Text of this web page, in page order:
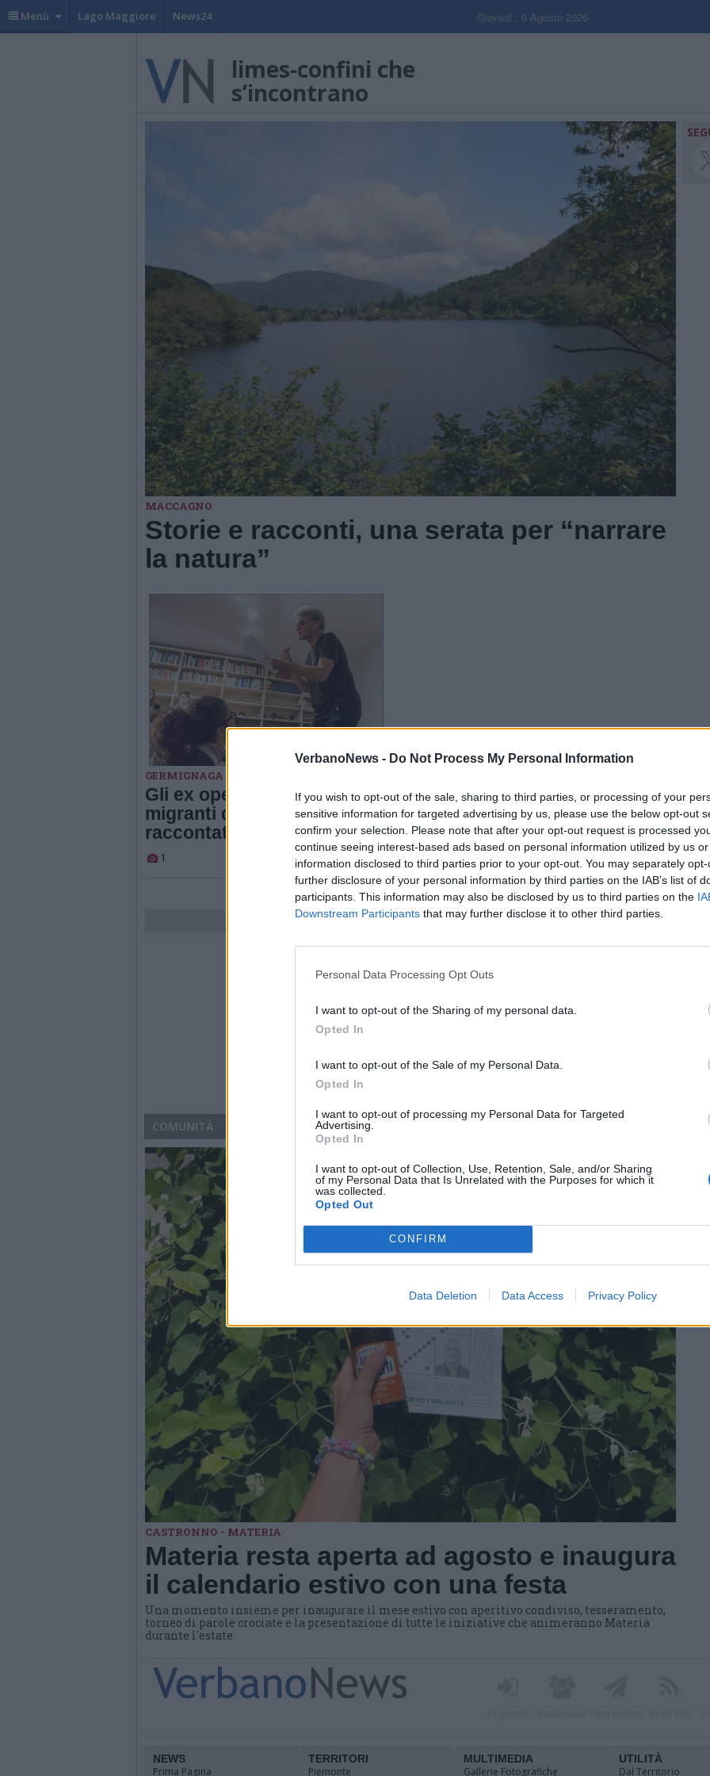
VerbanoNews - Do Not Process My Personal Information
If you wish to opt-out of the sale, sharing to third parties, or processing of your
sensitive information for targeted advertising by us, please use the below opt-out
confirm your selection. Please note that after your opt-out request is processed
continue seeing interest-based ads based on personal information utilized by us
information disclosed to third parties prior to your opt-out. You may separately
further disclosure of your personal information by third parties on the IAB’s list of
participants. This information may also be disclosed by us to third parties on the
Downstream Participants that may further disclose it to other third parties.
Personal Data Processing Opt Outs
I want to opt-out of the Sharing of my personal data.
Opted In
I want to opt-out of the Sale of my Personal Data.
Opted In
I want to opt-out of processing my Personal Data for Targeted
Advertising.
Opted In
I want to opt-out of Collection, Use, Retention, Sale, and/or Sharing
of my Personal Data that Is Unrelated with the Purposes for which it
was collected.
Opted Out
CONFIRM
Data Deletion Data Access Privacy Policy
Menù Lago Maggiore News24 Giovedi , 6 Agosto 2026
limes-confini che
s’incontrano
MACCAGNO
Storie e racconti, una serata per “narrare
la natura”
GERMIGNAGA
Gli ex operai della Stehli e i
migranti di oggi, il lavoro
raccontato a teatro
1
Guarda l'archivio
COMUNITÀ
CASTRONNO - MATERIA
Materia resta aperta ad agosto e inaugura
il calendario estivo con una festa
Una momento insieme per inaugurare il mese estivo con aperitivo condiviso, tesseramento,
torneo di parole crociate e la presentazione di tutte le iniziative che animeranno Materia
durante l'estate
NEWS
Prima Pagina
TERRITORI
Piemonte
MULTIMEDIA
Gallerie Fotografiche
UTILITÀ
Dal Territorio